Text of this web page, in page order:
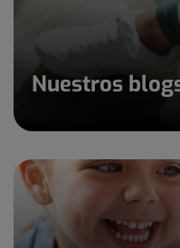
Nuestros